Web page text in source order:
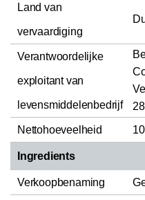
Land van
vervaardiging
Verantwoordelijke
exploitant van
levensmiddelenbedrijf
Nettohoeveelheid
Ingredients
Verkoopbenaming